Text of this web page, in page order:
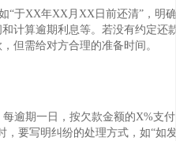
“于XX年XX月XX日前还清”，明确
计算逾期利息等。若没有约定还
但需给对方合理的准备时间。
逾期一日，按欠款金额的X%支付
，要写明纠纷的处理方式，如“如